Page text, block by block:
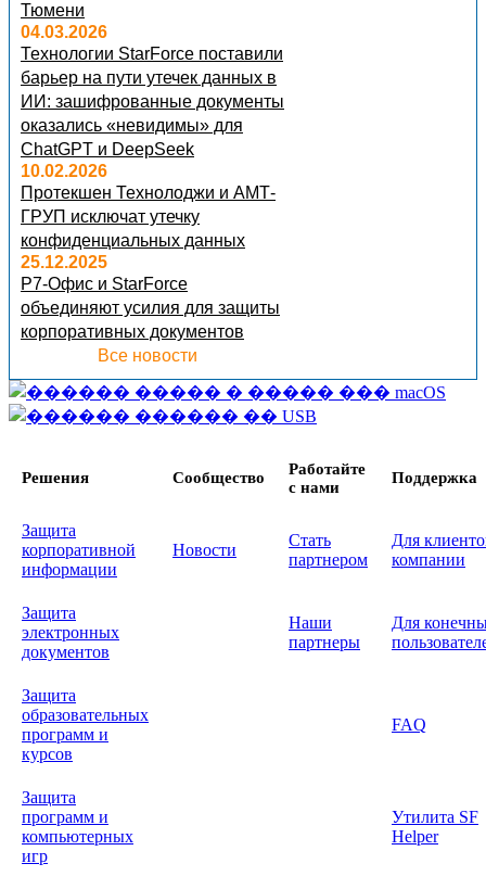
Тюмени
04.03.2026
Технологии StarForce поставили
барьер на пути утечек данных в
ИИ: зашифрованные документы
оказались «невидимы» для
ChatGPT и DeepSeek
10.02.2026
Протекшен Технолоджи и АМТ-
ГРУП исключат утечку
конфиденциальных данных
25.12.2025
Р7-Офис и StarForce
объединяют усилия для защиты
корпоративных документов
Все новости
Решения Сообщество
Работайте
с нами
Поддержка
Защита
корпоративной
информации
Новости
Стать
партнером
Для
компании
Защита
электронных
документов
Наши
партнеры
Для
Защита
образовательных
программ и
курсов
FAQ
Защита
программ и
компьютерных
игр
Утилита SF
Helper